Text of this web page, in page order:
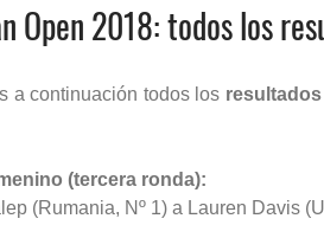
Open 2018: todos los
a continuación todos los
(tercera ronda):
(Rumania, Nº 1) a Lauren Davis